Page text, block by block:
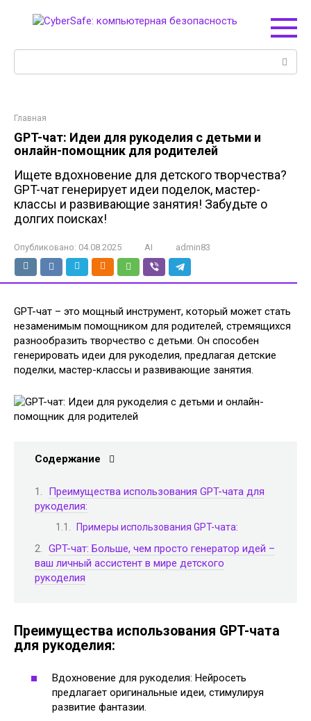
Главная
GPT-чат: Идеи для рукоделия с детьми и
онлайн-помощник для родителей
Ищете вдохновение для детского творчества?
GPT-чат генерирует идеи поделок, мастер-
классы и развивающие занятия! Забудьте о
долгих поисках!
Опубликовано: 04.08.2025 AI admin83
GPT-чат – это мощный инструмент, который может стать
незаменимым помощником для родителей, стремящихся
разнообразить творчество с детьми. Он способен
генерировать идеи для рукоделия, предлагая детские
поделки, мастер-классы и развивающие занятия.
Содержание
Преимущества использования GPT-чата для
рукоделия:
Примеры использования GPT-чата:
GPT-чат: Больше, чем просто генератор идей –
ваш личный ассистент в мире детского
рукоделия
Преимущества использования GPT-чата
для рукоделия:
Вдохновение для рукоделия: Нейросеть
предлагает оригинальные идеи, стимулируя
развитие фантазии.